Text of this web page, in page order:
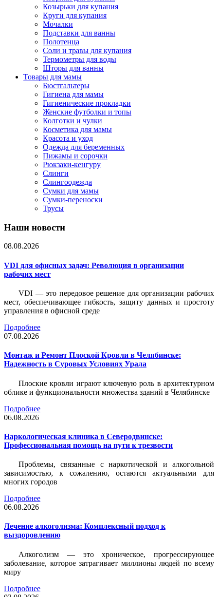
Козырьки для купания
Круги для купания
Мочалки
Подставки для ванны
Полотенца
Соли и травы для купания
Термометры для воды
Шторы для ванны
Товары для мамы
Бюстгальтеры
Гигиена для мамы
Гигиенические прокладки
Женские футболки и топы
Колготки и чулки
Косметика для мамы
Красота и уход
Одежда для беременных
Пижамы и сорочки
Рюкзаки-кенгуру
Слинги
Слингоодежда
Сумки для мамы
Сумки-переноски
Трусы
Наши новости
08.08.2026
VDI для офисных задач: Революция в организации
рабочих мест
VDI — это передовое решение для организации рабочих
мест, обеспечивающее гибкость, защиту данных и простоту
управления в офисной среде
Подробнее
07.08.2026
Монтаж и Ремонт Плоской Кровли в Челябинске:
Надежность в Суровых Условиях Урала
Плоские кровли играют ключевую роль в архитектурном
облике и функциональности множества зданий в Челябинске
Подробнее
06.08.2026
Наркологическая клиника в Северодвинске:
Профессиональная помощь на пути к трезвости
Проблемы, связанные с наркотической и алкогольной
зависимостью, к сожалению, остаются актуальными для
многих городов
Подробнее
06.08.2026
Лечение алкоголизма: Комплексный подход к
выздоровлению
Алкоголизм — это хроническое, прогрессирующее
заболевание, которое затрагивает миллионы людей по всему
миру
Подробнее